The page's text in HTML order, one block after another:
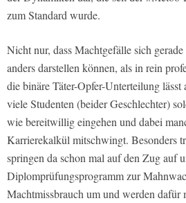
zum Standard wurde.
Nicht nur, dass Machtgefälle sich
anders darstellen können, als in rein
die binäre Täter-Opfer-Unterteilung lässt
viele Studenten (beider Geschlechter)
wie bereitwillig eingehen und dabei
Karrierekalkül mitschwingt. Besonders
springen da schon mal auf den Zug auf
Diplomprüfungsprogramm zur
Machtmissbrauch um und werden dafür